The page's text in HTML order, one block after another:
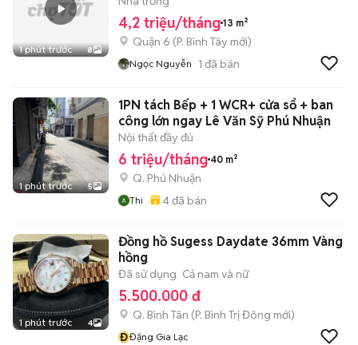
1 phút trước 8
4,2 triệu/tháng 13 m²
Quận 6 (P. Bình Tây mới)
Ngọc Nguyễn 1 đã bán
1 phút trước 5
1PN tách Bếp + 1 WCR+ cửa sổ + ban
công lớn ngay Lê Văn Sỹ Phú Nhuận
Nội thất đầy đủ
6 triệu/tháng 40 m²
Q. Phú Nhuận
Thi 4đã bán
1 phút trước 4
Đồng hồ Sugess Daydate 36mm Vàng
hồng
Đã sử dụng Cả nam và nữ
5.500.000 đ
Q. Bình Tân (P. Bình Trị Đông mới)
ĐĐặng Gia Lạc